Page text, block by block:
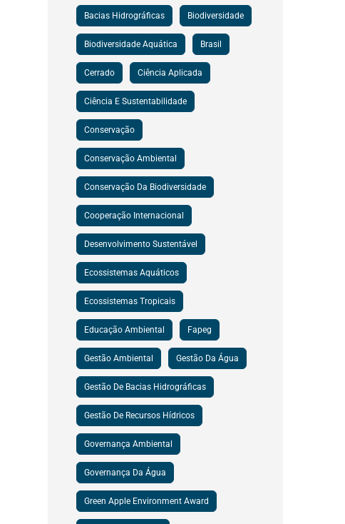
Bacias Hidrográficas Biodiversidade
Biodiversidade Aquática Brasil
Cerrado Ciência Aplicada
Ciência E Sustentabilidade
Conservação
Conservação Ambiental
Conservação Da Biodiversidade
Cooperação Internacional
Desenvolvimento Sustentável
Ecossistemas Aquáticos
Ecossistemas Tropicais
Educação Ambiental Fapeg
Gestão Ambiental Gestão Da Água
Gestão De Bacias Hidrográficas
Gestão De Recursos Hídricos
Governança Ambiental
Governança Da Água
Green Apple Environment Award